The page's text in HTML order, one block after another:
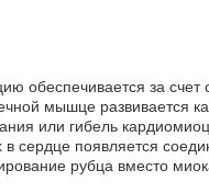
обеспечивается за счет
мышце развивается
или гибель
сердце появляется
рубца вместо